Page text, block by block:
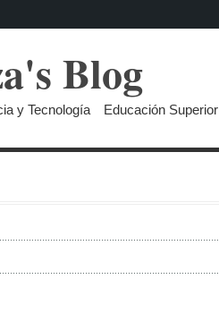
Blog
y Tecnología Educación Superior